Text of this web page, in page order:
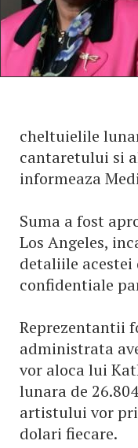
cheltuielile
cantaretului si
informeaza
Suma a fost
Los Angeles,
detaliile acestei
confidentiale
Reprezentantii
administrata
vor aloca lui
lunara de
artistului vor
dolari fiecare.